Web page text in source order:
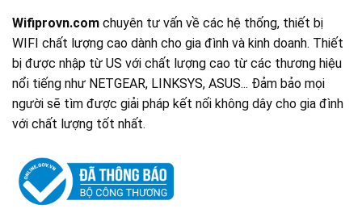
Wifiprovn.com chuyên tư vấn về các hệ thống, thiết bị
WIFI chất lượng cao dành cho gia đình và kinh doanh. Thiết
bị được nhập từ US với chất lượng cao từ các thương hiệu
nổi tiếng như NETGEAR, LINKSYS, ASUS... Đảm bảo mọi
người sẽ tìm được giải pháp kết nối không dây cho gia đình
với chất lượng tốt nhất.